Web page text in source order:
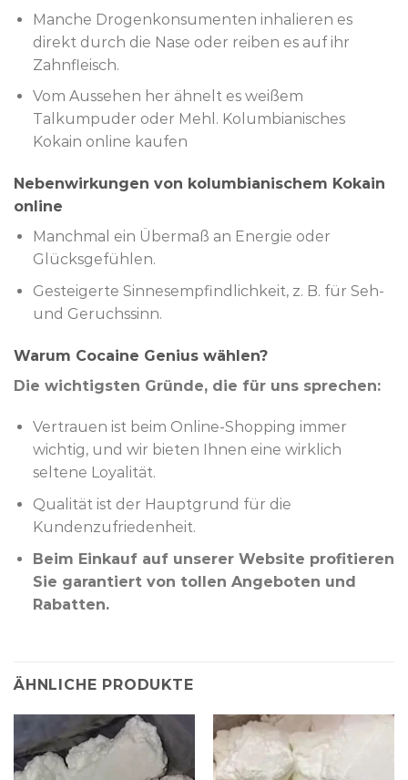
Manche Drogenkonsumenten inhalieren es
direkt durch die Nase oder reiben es auf ihr
Zahnfleisch.
Vom Aussehen her ähnelt es weißem
Talkumpuder oder Mehl. Kolumbianisches
Kokain online kaufen
Nebenwirkungen von kolumbianischem Kokain
online
Manchmal ein Übermaß an Energie oder
Glücksgefühlen.
Gesteigerte Sinnesempfindlichkeit, z. B. für Seh-
und Geruchssinn.
Warum Cocaine Genius wählen?
Die wichtigsten Gründe, die für uns sprechen:
Vertrauen ist beim Online-Shopping immer
wichtig, und wir bieten Ihnen eine wirklich
seltene Loyalität.
Qualität ist der Hauptgrund für die
Kundenzufriedenheit.
Beim Einkauf auf unserer Website profitieren
Sie garantiert von tollen Angeboten und
Rabatten.
ÄHNLICHE PRODUKTE